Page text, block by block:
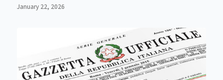
January 22, 2026